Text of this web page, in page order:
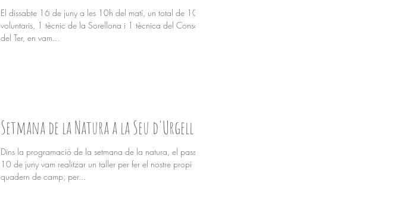
El dissabte 16 de juny a les 10h del matí, un total de 10
voluntaris, 1 tècnic de la Sorellona i 1 tècnica del Consorci
del Ter, en vam...
Setmana de la Natura a la Seu d'Urgell
Dins la programació de la setmana de la natura, el passat
10 de juny vam realitzar un taller per fer el nostre propi
quadern de camp, per...